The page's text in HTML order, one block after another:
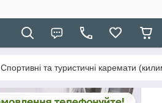
Спортивні та туристичні каремати